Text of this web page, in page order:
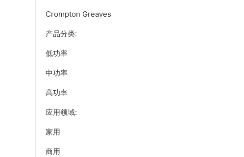
Crompton Greaves
产品分类:
低功率
中功率
高功率
应用领域:
家用
商用